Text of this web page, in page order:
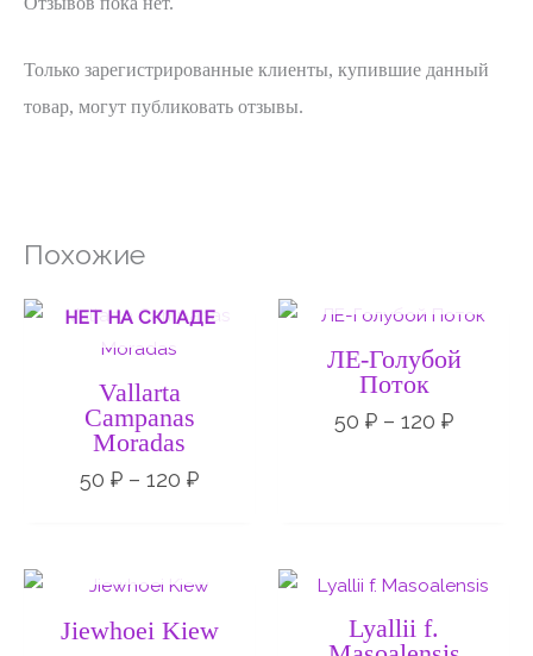
Только зарегистрированные клиенты, купившие данный
товар, могут публиковать отзывы.
Похожие
НЕТ НА СКЛАДЕ
Vallarta
Campanas
Moradas
50 ₽ – 120 ₽
Диапазон
цен:
ЛЕ-Голубой
Поток
50 ₽ – 120 ₽
цен:
50 ₽
–
Jiewhoei Kiew
Lyallii f.